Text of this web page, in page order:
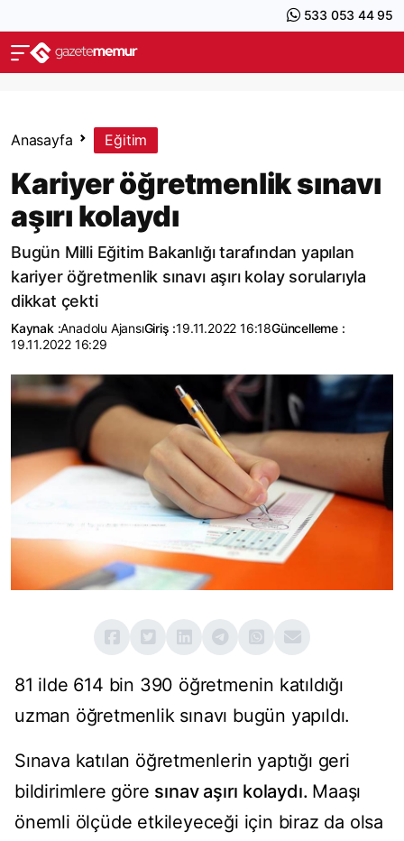
533 053 44 95
Anasayfa Eğitim
Kariyer öğretmenlik sınavı
aşırı kolaydı
Bugün Milli Eğitim Bakanlığı tarafından yapılan
kariyer öğretmenlik sınavı aşırı kolay sorularıyla
dikkat çekti
Kaynak :Anadolu AjansıGiriş :19.11.2022 16:18Güncelleme :
19.11.2022 16:29
81 ilde 614 bin 390 öğretmenin katıldığı
uzman öğretmenlik sınavı bugün yapıldı.
Sınava katılan öğretmenlerin yaptığı geri
bildirimlere göre sınav aşırı kolaydı. Maaşı
önemli ölçüde etkileyeceği için biraz da olsa